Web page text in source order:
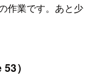
作業です。あと少
）